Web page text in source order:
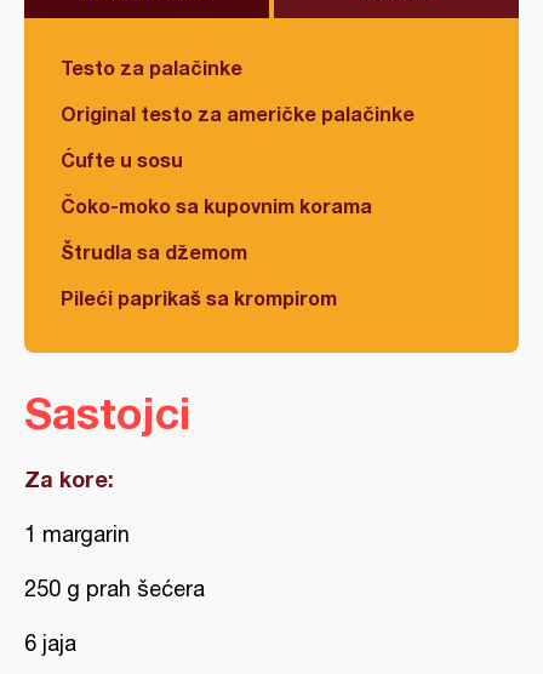
Testo za palačinke
Original testo za američke palačinke
Ćufte u sosu
Čoko-moko sa kupovnim korama
Štrudla sa džemom
Pileći paprikaš sa krompirom
Sastojci
Za kore:
1 margarin
250 g prah šećera
6 jaja